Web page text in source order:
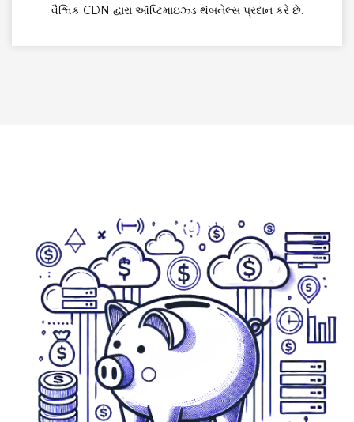
વૈશ્વિક CDN દ્વારા ઑપ્ટિમાઇઝ્ડ થંબનેલ્સ પ્રદાન કરે છે.